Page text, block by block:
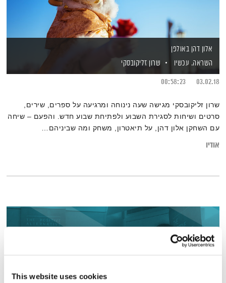
This website uses cookies
אלון דהן באולפן
השראה. עכשיו
שרון זליקובסקי
03.02.18
00:58:23
שרון זליקובסקי מגישה שעה נינוחה ומרגיעה על ספרים, שירים,
סרטים ושיחות לסגירת השבוע ולפתיחת שבוע חדש. והפעם – שיחה
עם השחקן אלון דהן, על תיאטרון, משחק ומה שביניהם…
אודיו